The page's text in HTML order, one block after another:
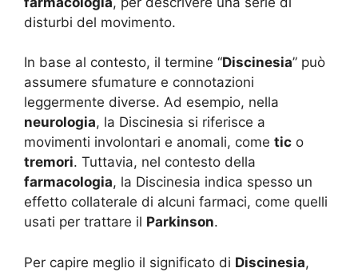
disturbi del movimento.
In base al contesto, il termine “Discinesia” può
assumere sfumature e connotazioni
leggermente diverse. Ad esempio, nella
neurologia, la Discinesia si riferisce a
movimenti involontari e anomali, come tic o
tremori. Tuttavia, nel contesto della
farmacologia, la Discinesia indica spesso un
effetto collaterale di alcuni farmaci, come quelli
usati per trattare il Parkinson.
Per capire meglio il significato di Discinesia,